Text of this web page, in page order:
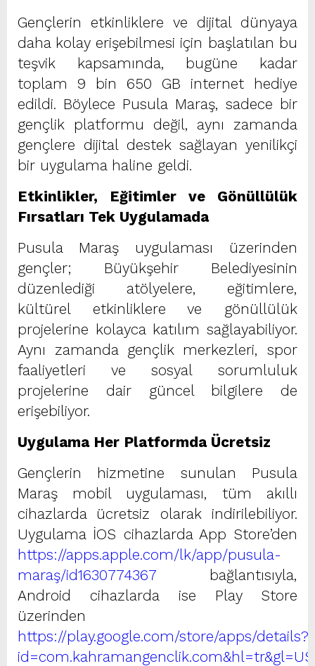
Gençlerin etkinliklere ve dijital dünyaya
daha kolay erişebilmesi için başlatılan bu
teşvik kapsamında, bugüne kadar
toplam 9 bin 650 GB internet hediye
edildi. Böylece Pusula Maraş, sadece bir
gençlik platformu değil, aynı zamanda
gençlere dijital destek sağlayan yenilikçi
bir uygulama haline geldi.
Etkinlikler, Eğitimler ve Gönüllülük
Fırsatları Tek Uygulamada
Pusula Maraş uygulaması üzerinden
gençler; Büyükşehir Belediyesinin
düzenlediği atölyelere, eğitimlere,
kültürel etkinliklere ve gönüllülük
projelerine kolayca katılım sağlayabiliyor.
Aynı zamanda gençlik merkezleri, spor
faaliyetleri ve sosyal sorumluluk
projelerine dair güncel bilgilere de
erişebiliyor.
Uygulama Her Platformda Ücretsiz
Gençlerin hizmetine sunulan Pusula
Maraş mobil uygulaması, tüm akıllı
cihazlarda ücretsiz olarak indirilebiliyor.
Uygulama İOS cihazlarda App Store’den
https://apps.apple.com/lk/app/pusula-
maraş/id1630774367 bağlantısıyla,
Android cihazlarda ise Play Store
üzerinden
https://play.google.com/store/apps/details?
id=com.kahramangenclik.com&hl=tr&gl=US